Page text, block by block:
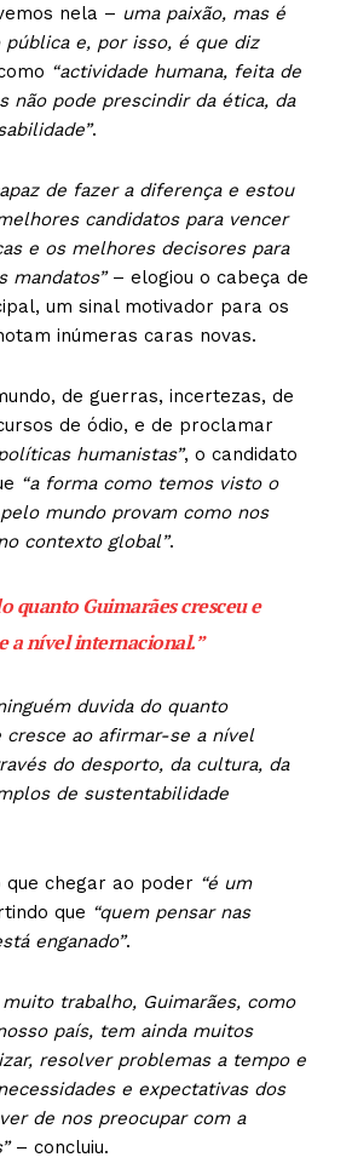
nela – uma paixão, mas é
e, por isso, é que diz
“actividade humana, feita de
não pode prescindir da ética, da
.
de fazer a diferença e estou
candidatos para vencer
e os melhores decisores para
mandatos”– elogiou o cabeça de
um sinal motivador para os
inúmeras caras novas.
de guerras, incertezas, de
de ódio, e de proclamar
humanistas”, o candidato
“a forma como temos visto o
mundo provam como nos
contexto global”.
quanto Guimarães cresceu e
a nível internacional.”
duvida do quanto
cresce ao afirmar-se a nível
do desporto, da cultura, da
de sustentabilidade
que chegar ao poder “é um
que “quem pensar nas
enganado”.
trabalho, Guimarães, como
país, tem ainda muitos
resolver problemas a tempo e
e expectativas dos
de nos preocupar com a
– concluiu.